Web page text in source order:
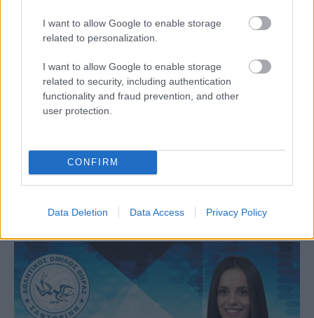
I want to allow Google to enable storage
related to personalization.
I want to allow Google to enable storage
related to security, including authentication
functionality and fraud prevention, and other
user protection.
CONFIRM
Data Deletion Data Access Privacy Policy
Α1 ΓΥΝΑΙΚΩΝ
Άντερσον
Μία ακόμα σημαντική προσθήκη στο ρόστερ του
ανακοίνωσε ο ΠΑΟΚ, με την απόκτηση της Ακάσα Άντερσον